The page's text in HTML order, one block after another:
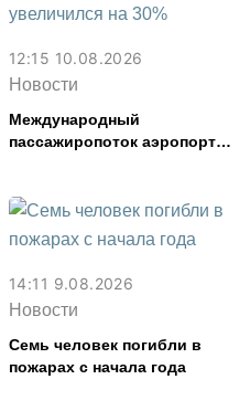
12:15 10.08.2026
Новости
Международный
пассажиропоток аэропорта
14:11 9.08.2026
Новости
Семь человек погибли в
пожарах с начала года